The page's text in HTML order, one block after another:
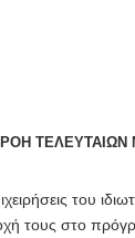
ΡΟΗ ΤΕΛΕΥΤΑΙΩΝ
του
τους στο